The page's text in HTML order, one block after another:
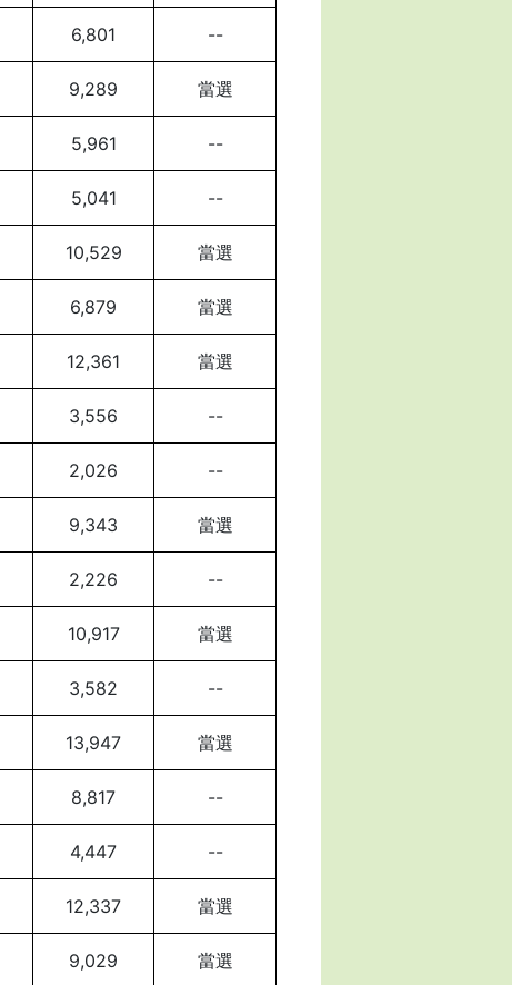
6,801 --
9,289 當選
5,961 --
5,041 --
10,529 當選
6,879 當選
12,361 當選
3,556 --
2,026 --
9,343 當選
2,226 --
10,917 當選
3,582 --
13,947 當選
8,817 --
4,447 --
12,337 當選
9,029 當選